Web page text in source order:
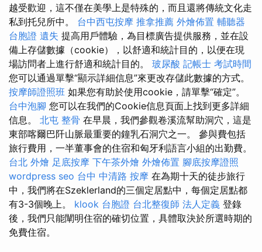
越受歡迎，這不僅在美學上是特殊的，而且還將傳統文化走
私到托兒所中。 台中西屯按摩 推拿推薦 外燴佈置 輔聽器
台胞證 遺失 提高用戶體驗，為目標廣告提供服務，並在設
備上存儲數據（cookie），以舒適和統計目的，以便在現
場訪問者上進行舒適和統計目的。 玻尿酸 記帳士 考試時間
您可以通過單擊“顯示詳細信息”來更改存儲此數據的方式。
按摩師證照班 如果您有助於使用cookie，請單擊“確定”。
台中泡腳 您可以在我們的Cookie信息頁面上找到更多詳細
信息。 北屯 整骨 在早晨，我們參觀卷溪流幫助洞穴，這是
東部喀爾巴阡山脈最重要的鐘乳石洞穴之一。 參與費包括
旅行費用，一半董事會的住宿和匈牙利語言小組的出勤費。
台北 外燴 足底按摩 下午茶外燴 外燴佈置 腳底按摩證照
wordpress seo 台中 中清路 按摩 在為期十天的徒步旅行
中，我們將在Szeklerland的三個定居點中，每個定居點都
有3-3個晚上。 klook 台胞證 台北整復師 法人定義 登錄
後，我們只能闡明住宿的確切位置，具體取決於所選時期的
免費住宿。